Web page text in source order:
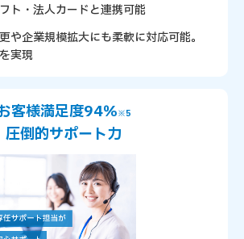
ト・法人カードと連携可能
や企業規模拡大にも柔軟に対応可能。
実現
客様満足度94％※5
圧倒的サポート力